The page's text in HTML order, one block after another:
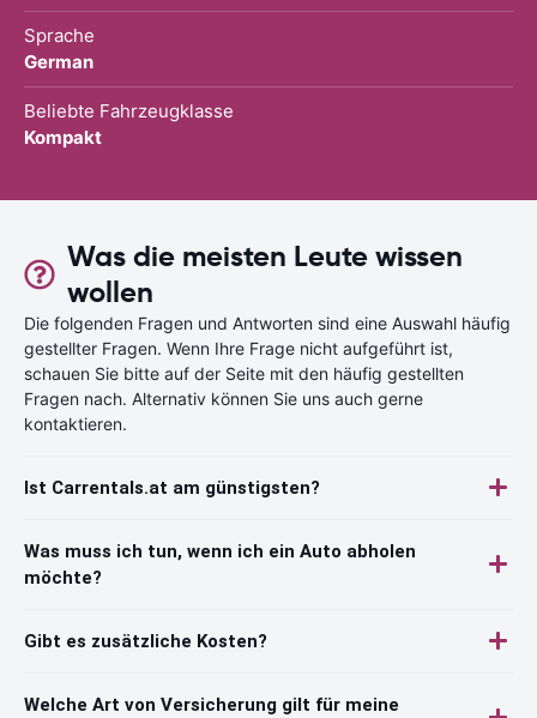
Sprache
German
Beliebte Fahrzeugklasse
Kompakt
Was die meisten Leute wissen
wollen
Die folgenden Fragen und Antworten sind eine Auswahl häufig
gestellter Fragen. Wenn Ihre Frage nicht aufgeführt ist,
schauen Sie bitte auf der Seite mit den häufig gestellten
Fragen nach. Alternativ können Sie uns auch gerne
kontaktieren.
Ist Carrentals.at am günstigsten?
Was muss ich tun, wenn ich ein Auto abholen
möchte?
Gibt es zusätzliche Kosten?
Welche Art von Versicherung gilt für meine